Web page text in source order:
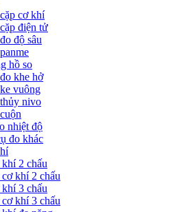
cơ khí
điện tử
độ sâu
hồ so
khe hở
vuông
nivo
nhiệt độ
đo khác
2 chấu
khí 2 chấu
3 chấu
khí 3 chấu